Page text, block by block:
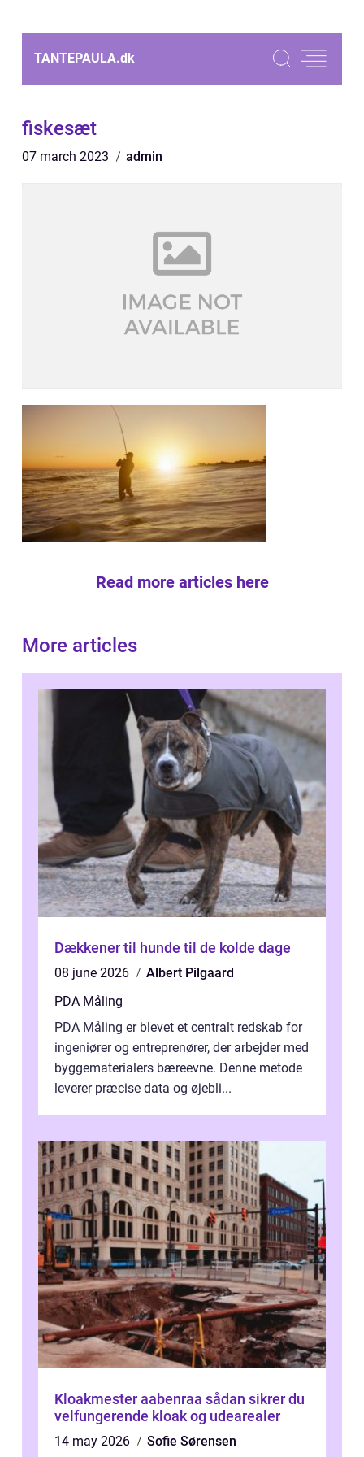
TANTEPAULA.dk
fiskesæt
07 march 2023 admin
Read more articles here
More articles
Dækkener til hunde til de kolde dage
08 june 2026
Albert Pilgaard
PDA Måling
PDA Måling er blevet et centralt redskab for
ingeniører og entreprenører, der arbejder med
byggematerialers bæreevne. Denne metode
leverer præcise data og øjebli...
Kloakmester aabenraa sådan sikrer du
velfungerende kloak og udearealer
14 may 2026 Sofie Sørensen